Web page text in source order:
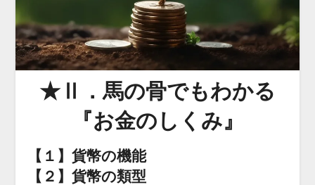
★Ⅱ．馬の骨でもわかる
『お金のしくみ』
【１】貨幣の機能
【２】貨幣の類型